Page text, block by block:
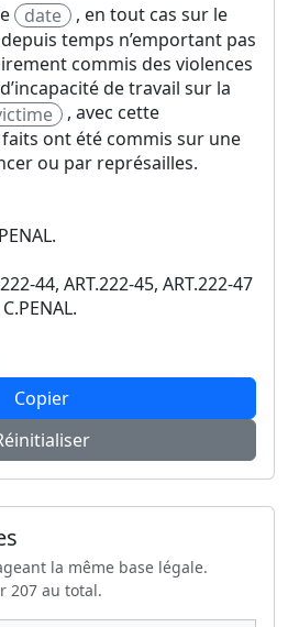
date
, en tout cas sur le
temps n’emportant pas
commis des violences
de travail sur la
, avec cette
ont été commis sur une
ou par représailles.
44, ART.222-45, ART.222-47
Copier
la même base légale.
207 au total.